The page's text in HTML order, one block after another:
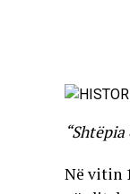
Në vitin